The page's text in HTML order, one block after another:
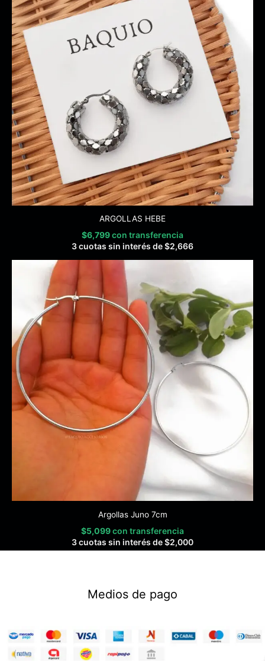
ARGOLLAS HEBE
$6,799con transferencia
3 cuotas sin interés de$2,666
Argollas Juno 7cm
$5,099con transferencia
3 cuotas sin interés de$2,000
Medios de pago